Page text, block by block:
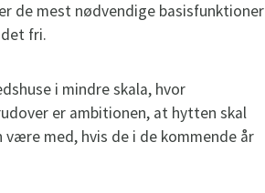
de mest nødvendige basisfunktioner
fri.
i mindre skala, hvor
er ambitionen, at hytten skal
med, hvis de i de kommende år